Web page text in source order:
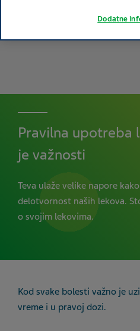
Pravilna upotreba
je važnosti
Teva ulaže velike napore
delotvornost naših lekova.
o svojim lekovima.
Kod svake bolesti važno je
vreme i u pravoj dozi.
Dodatne